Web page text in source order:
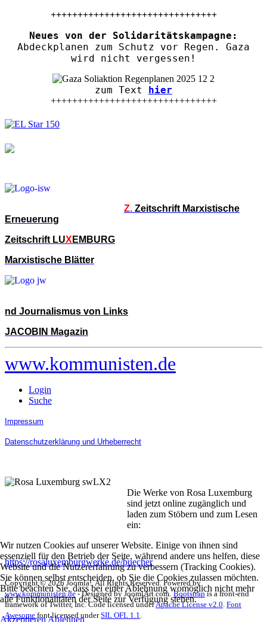
+++++++++++++++++++++++++++++++
Neues von der Solidaritätskampagne:
Abdeckplanen zum Schutz vor Regen. Gaza
wird nicht vergessen!
zum Text hier
+++++++++++++++++++++++++++++++
Z. Zeitschrift Marxistische
Erneuerung
Zeitschrift LUX EMBURG
Marxistische Blätter
nd Journalismus von Links
JACOBIN Magazin
www.kommunisten.de
Login
Suche
Impressum
Datenschutzerklärung und Urheberrecht
Die Werke von Rosa Luxemburg
sind jetzt online zugänglich und
laden zum Stöbern und zum Lesen
ein:
https://rosaluxemburgwerke.de/buecher
Copyright © 2026 Joomla!. All Rights Reserved. Powered by
www.kommunisten.de- Designed by JoomlArt.com. Bootstrapis a front-end
framework of Twitter, Inc. Code licensed underApache License v2.0 Font
Awesome font licensed underSIL OFL 1.1
Wir nutzen Cookies auf unserer Website. Einige von ihnen sind
essenziell für den Betrieb der Seite, während andere uns helfen, diese
Website und die Nutzererfahrung zu verbessern (Tracking Cookies).
Sie können selbst entscheiden, ob Sie die Cookies zulassen möchten.
Bitte beachten Sie, dass bei einer Ablehnung womöglich nicht mehr
alle Funktionalitäten der Seite zur Verfügung stehen.
AkzeptierenAblehnen